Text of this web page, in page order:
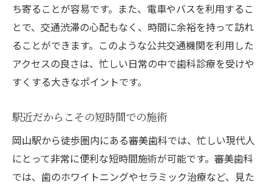
ち寄ることが容易です。また、電車やバスを利用するこ
とで、交通渋滞の心配もなく、時間に余裕を持って訪れ
ることができます。このような公共交通機関を利用した
アクセスの良さは、忙しい日常の中で歯科診療を受けや
すくする大きなポイントです。
駅近だからこその短時間での施術
岡山駅から徒歩圏内にある審美歯科では、忙しい現代人
にとって非常に便利な短時間施術が可能です。審美歯科
では、歯のホワイトニングやセラミック治療など、見た